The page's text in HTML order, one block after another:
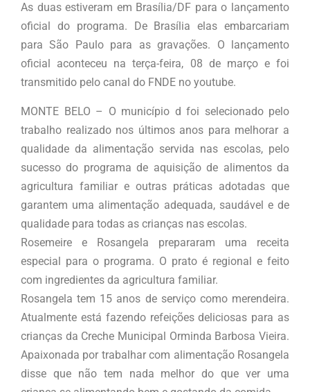
As duas estiveram em Brasília/DF para o lançamento
oficial do programa. De Brasília elas embarcariam
para São Paulo para as gravações. O lançamento
oficial aconteceu na terça-feira, 08 de março e foi
transmitido pelo canal do FNDE no youtube.
MONTE BELO – O município d foi selecionado pelo
trabalho realizado nos últimos anos para melhorar a
qualidade da alimentação servida nas escolas, pelo
sucesso do programa de aquisição de alimentos da
agricultura familiar e outras práticas adotadas que
garantem uma alimentação adequada, saudável e de
qualidade para todas as crianças nas escolas.
Rosemeire e Rosangela prepararam uma receita
especial para o programa. O prato é regional e feito
com ingredientes da agricultura familiar.
Rosangela tem 15 anos de serviço como merendeira.
Atualmente está fazendo refeições deliciosas para as
crianças da Creche Municipal Orminda Barbosa Vieira.
Apaixonada por trabalhar com alimentação Rosangela
disse que não tem nada melhor do que ver uma